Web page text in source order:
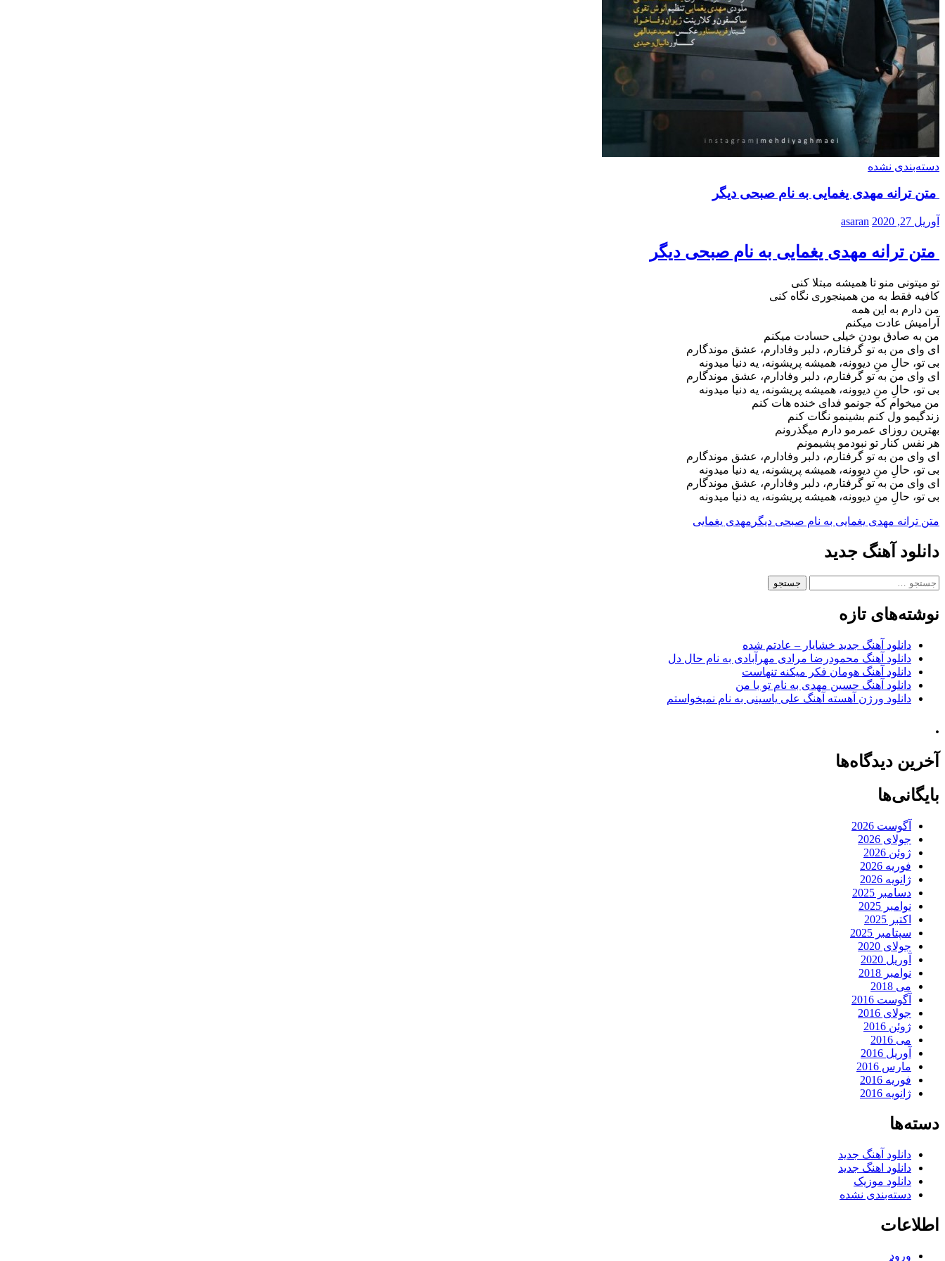
دسته‌بندی نشده
متن ترانه مهدی یغمایی به نام صبحی دیگر
آوریل 27, 2020 asaran
متن ترانه مهدی یغمایی به نام صبحی دیگر
تو میتونی منو تا همیشه مبتلا کنی
کافیه فقط به من همینجوری نگاه کنی
من دارم به این همه
آرامیش عادت میکنم
من به صادق بودن خیلی حسادت میکنم
ای وای من به تو گرفتارم، دلبر وفادارم، عشق موندگارم
بی تو، حالِ منِ دیوونه، همیشه پریشونه، یه دنیا میدونه
ای وای من به تو گرفتارم، دلبر وفادارم، عشق موندگارم
بی تو، حالِ منِ دیوونه، همیشه پریشونه، یه دنیا میدونه
من میخوام که جونمو فدای خنده هات کنم
زندگیمو ول کنم بشینمو نگات کنم
بهترین روزای عمرمو دارم میگذرونم
هر نفس کنار تو نبودمو پشیمونم
ای وای من به تو گرفتارم، دلبر وفادارم، عشق موندگارم
بی تو، حالِ منِ دیوونه، همیشه پریشونه، یه دنیا میدونه
ای وای من به تو گرفتارم، دلبر وفادارم، عشق موندگارم
بی تو، حالِ منِ دیوونه، همیشه پریشونه، یه دنیا میدونه
متن ترانه مهدی یغمایی به نام صبحی دیگر مهدی یغمایی
دانلود آهنگ جدید
جستجو
نوشته‌های تازه
دانلود آهنگ جدید خشایار – عادتم شده
دانلود آهنگ محمودرضا مرادی مهرآبادی به نام حال دل
دانلود آهنگ هومان فکر میکنه تنهاست
دانلود آهنگ حسین مهدی به نام تو با من
دانلود ورژن آهسته آهنگ علی یاسینی به نام نمیخواستم
.
آخرین دیدگاه‌ها
بایگانی‌ها
آگوست 2026
جولای 2026
ژوئن 2026
فوریه 2026
ژانویه 2026
دسامبر 2025
نوامبر 2025
اکتبر 2025
سپتامبر 2025
جولای 2020
آوریل 2020
نوامبر 2018
می 2018
آگوست 2016
جولای 2016
ژوئن 2016
می 2016
آوریل 2016
مارس 2016
فوریه 2016
ژانویه 2016
دسته‌ها
دانلود آهنگ جدید
دانلود اهنگ جدید
دانلود موزیک
دسته‌بندی نشده
اطلاعات
ورود